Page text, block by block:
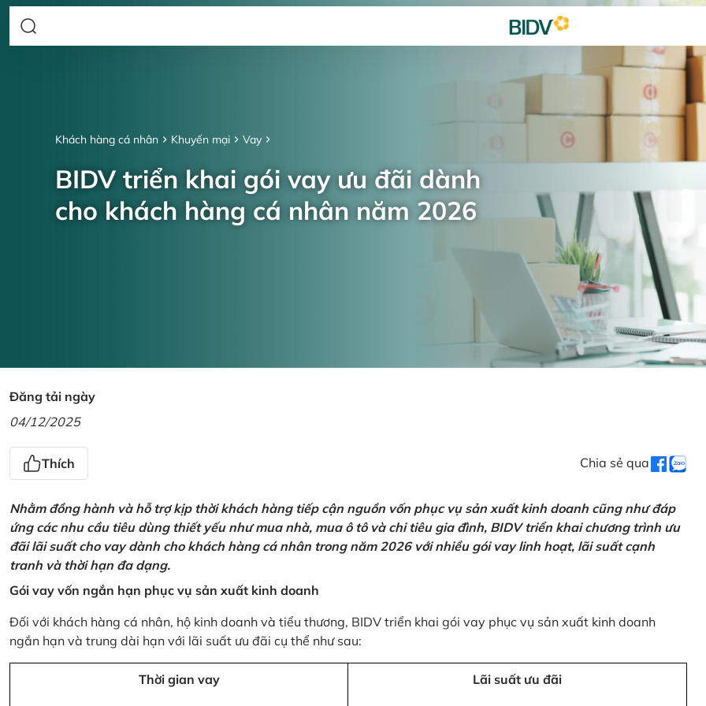
Khách hàng cá nhân Khuyến mại Vay
BIDV triển khai gói vay ưu đãi dành
cho khách hàng cá nhân năm 2026
Đăng tải ngày
04/12/2025
Thích Chia sẻ qua
Nhằm đồng hành và hỗ trợ kịp thời khách hàng tiếp cận nguồn vốn phục vụ sản xuất kinh doanh cũng như đáp
ứng các nhu cầu tiêu dùng thiết yếu như mua nhà, mua ô tô và chi tiêu gia đình, BIDV triển khai chương trình ưu
đãi lãi suất cho vay dành cho khách hàng cá nhân trong năm 2026 với nhiều gói vay linh hoạt, lãi suất cạnh
tranh và thời hạn đa dạng.
Gói vay vốn ngắn hạn phục vụ sản xuất kinh doanh
Đối với khách hàng cá nhân, hộ kinh doanh và tiểu thương, BIDV triển khai gói vay phục vụ sản xuất kinh doanh
ngắn hạn và trung dài hạn với lãi suất ưu đãi cụ thể như sau:
Thời gian vay Lãi suất ưu đãi